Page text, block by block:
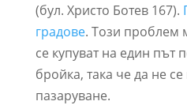
(бул. Христо Ботев 167).
градове. Този проблем
се купуват на един път
бройка, така че да не се
пазаруване.